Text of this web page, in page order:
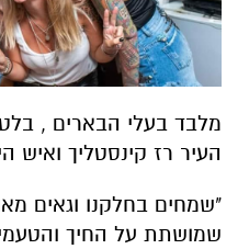
מלבד בעלי הבארים ,
העיר רז קינסטליך ואיש
"שמחים בחלקנו וגאים
שמושתת על החיך